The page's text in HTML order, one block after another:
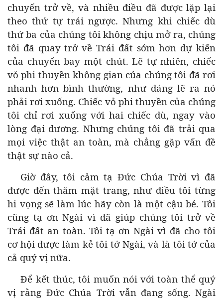
chuyến trở về, và nhiều điều đã được lặp lại
theo thứ tự trái ngược. Nhưng khi chiếc dù
thứ ba của chúng tôi không chịu mở ra, chúng
tôi đã quay trở về Trái đất sớm hơn dự kiến
của chuyến bay một chút. Lẽ tự nhiên, chiếc
vỏ phi thuyền không gian của chúng tôi đã rơi
nhanh hơn bình thường, như đáng lẽ ra nó
phải rơi xuống. Chiếc vỏ phi thuyền của chúng
tôi chỉ rơi xuống với hai chiếc dù, ngay vào
lòng đại dương. Nhưng chúng tôi đã trải qua
mọi việc thật an toàn, mà chẳng gặp vấn đề
thật sự nào cả.
Giờ đây, tôi cảm tạ Đức Chúa Trời vì đã
được đến thăm mặt trang, như điều tôi từng
hi vọng sẽ làm lúc hãy còn là một cậu bé. Tôi
cũng tạ ơn Ngài vì đã giúp chúng tôi trở về
Trái đất an toàn. Tôi tạ ơn Ngài vì đã cho tôi
cơ hội được làm kẻ tôi tớ Ngài, và là tôi tớ của
cả quý vị nữa.
Để kết thúc, tôi muốn nói với toàn thể quý
vị rằng Đức Chúa Trời vẫn đang sống. Ngài